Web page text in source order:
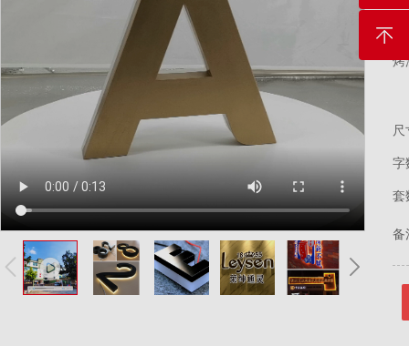
烤
尺
字
套
备